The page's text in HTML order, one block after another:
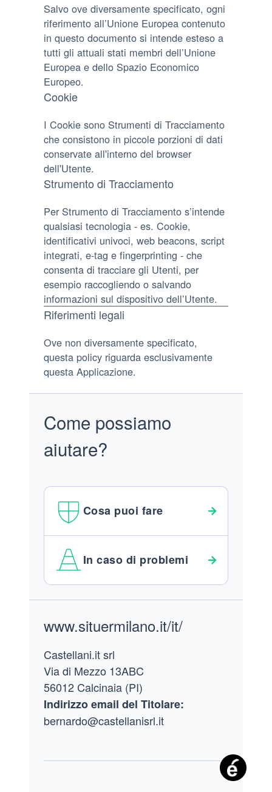
Salvo ove diversamente specificato, ogni
riferimento all’Unione Europea contenuto
in questo documento si intende esteso a
tutti gli attuali stati membri dell’Unione
Europea e dello Spazio Economico
Europeo.
Cookie
I Cookie sono Strumenti di Tracciamento
che consistono in piccole porzioni di dati
conservate all'interno del browser
dell'Utente.
Strumento di Tracciamento
Per Strumento di Tracciamento s’intende
qualsiasi tecnologia - es. Cookie,
identificativi univoci, web beacons, script
integrati, e-tag e fingerprinting - che
consenta di tracciare gli Utenti, per
esempio raccogliendo o salvando
informazioni sul dispositivo dell’Utente.
Riferimenti legali
Ove non diversamente specificato,
questa policy riguarda esclusivamente
questa Applicazione.
Come possiamo
aiutare?
Cosa puoi fare
In caso di problemi
www.situermilano.it/it/
Castellani.it srl
Via di Mezzo 13ABC
56012 Calcinaia (PI)
Indirizzo email del Titolare:
bernardo@castellanisrl.it